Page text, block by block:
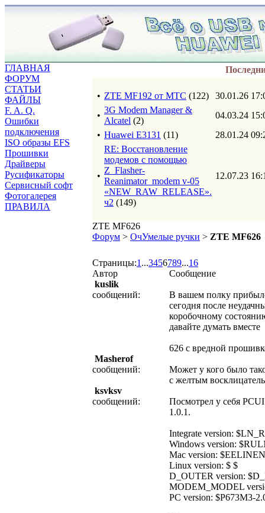
ГЛАВНАЯ
ФОРУМ
СТАТЬИ
ФАЙЛЫ
F. A. Q.
Ошибки
подключения
ISO образы EFS
Прошивки
Драйверы
Русификаторы
Сервисный софт
Фотогалерея
ПРАВИЛА
• ZTE MF192 от МТС (122)
30.01.26
•
3G Modem Manager &
Alcatel (2)
04.03.24
• Huawei E3131 (11) 28.01.24
•
RE: Восстановление
модемов с помощью
Z_Flasher-
Reanimator_modem v-05
«NEW_RAW_RELEASE».
ч2 (149)
12.07.23
ZTE MF626
Форум > ОчУмелые ручки > ZTE MF626
Страницы:1 ...3456789...16
Автор
Сообщение
kuslik
сообщений:
В вашем полку
сегодня после
коробочному
давайте думать вместе
626 с вредной
Masherof
сообщений:
Может у кого было
с желтым
ksvksv
сообщений:
Посмотрел у себя
1.0.1.
Integrate version:
Windows version:
Mac version:
Linux version: $ $
D_OUTER version:
MODEM_MODEL
PC version: $P673M3-